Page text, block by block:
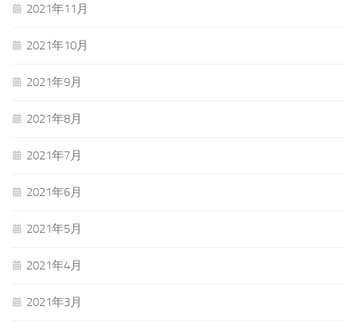
2021年11月
2021年10月
2021年9月
2021年8月
2021年7月
2021年6月
2021年5月
2021年4月
2021年3月